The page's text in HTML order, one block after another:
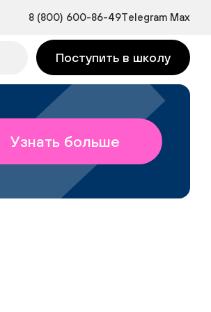
8 (800) 600-86-49Telegram Max
Поступить в школу
Узнать больше